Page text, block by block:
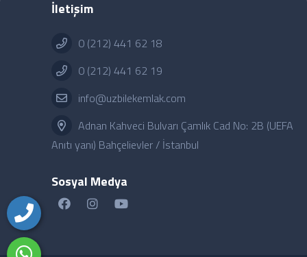
İletişim
0 (212) 441 62 18
0 (212) 441 62 19
info@uzbilekemlak.com
Adnan Kahveci Bulvarı Çamlık Cad No: 2B (UEFA
Anıtı yanı) Bahçelievler / İstanbul
Sosyal Medya